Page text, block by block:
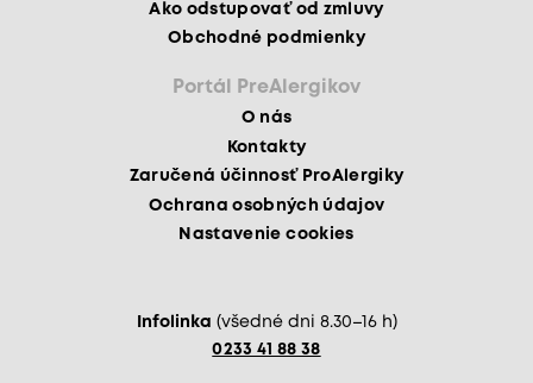
Ako odstupovať od zmluvy
Obchodné podmienky
Portál PreAlergikov
O nás
Kontakty
Zaručená účinnosť ProAlergiky
Ochrana osobných údajov
Nastavenie cookies
Infolinka (všedné dni 8.30–16 h)
0233 41 88 38